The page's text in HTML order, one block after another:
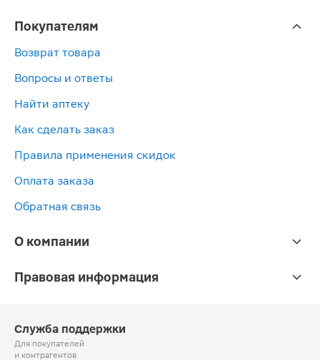
Покупателям
Возврат товара
Вопросы и ответы
Найти аптеку
Как сделать заказ
Правила применения скидок
Оплата заказа
Обратная связь
О компании
Правовая информация
Служба поддержки
Для покупателей
и контрагентов